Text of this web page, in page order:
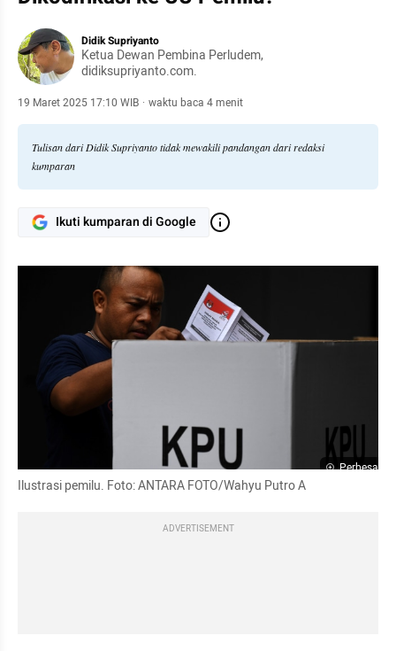
Didik Supriyanto
Ketua Dewan Pembina Perludem,
didiksupriyanto.com.
19 Maret 2025 17:10 WIB · waktu baca 4 menit
Tulisan dari Didik Supriyanto tidak mewakili pandangan dari redaksi
kumparan
Ikuti kumparan di Google
Perbesar
Ilustrasi pemilu. Foto: ANTARA FOTO/Wahyu Putro A
ADVERTISEMENT